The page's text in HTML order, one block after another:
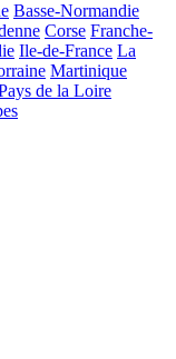
Basse-Normandie
Corse Franche-
Ile-de-France La
Martinique
de la Loire